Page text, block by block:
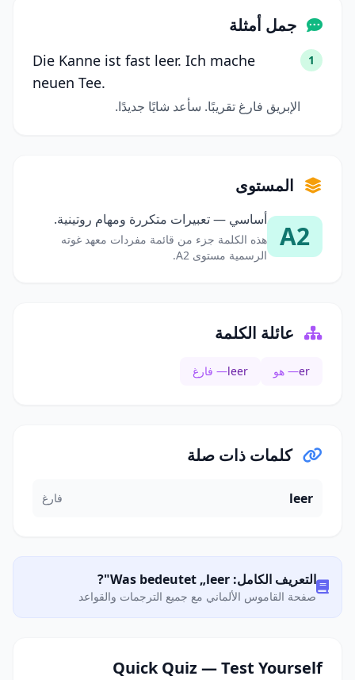
جمل أمثلة
1
Die Kanne ist fast leer. Ich mache
neuen Tee.
الإبريق فارغ تقريبًا. سأعد شايًا جديدًا.
المستوى
A2
أساسي — تعبيرات متكررة ومهام روتينية.
هذه الكلمة جزء من قائمة مفردات معهد غوته
الرسمية مستوى A2.
عائلة الكلمة
er— هو leer— فارغ
كلمات ذات صلة
leer فارغ
التعريف الكامل: Was bedeutet „leer"?
صفحة القاموس الألماني مع جميع الترجمات والقواعد
Quick Quiz — Test Yourself